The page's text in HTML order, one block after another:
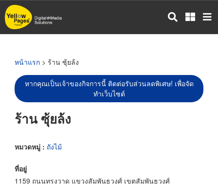
ข้าม
ไป
หน้าแรก > ร้าน ซุ้ยล้ง
หากคุณเป็นเจ้าของกิจการนี้ ติดต่อรับส่วนลดพิเศษ! เพื่อจัด
ทำเว็บไซต์
ร้าน ซุ้ยล้ง
หมวดหมู่ : ถังไม้
ที่อยู่
1159 ถนนทรงวาด แขวงสัมพันธวงศ์ เขตสัมพันธวงศ์